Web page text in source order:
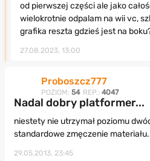
od pierwszej części ale jako
wielokrotnie odpalam na wii vc,
grafika reszta gdzieś jest na
27.08.2023, 13:00
Proboszcz777
POZIOM: 54 REP.: 4047
Nadal dobry platformer...
niestety nie utrzymał poziomu
standardowe zmęczenie materiału.
29.05.2013, 23:45